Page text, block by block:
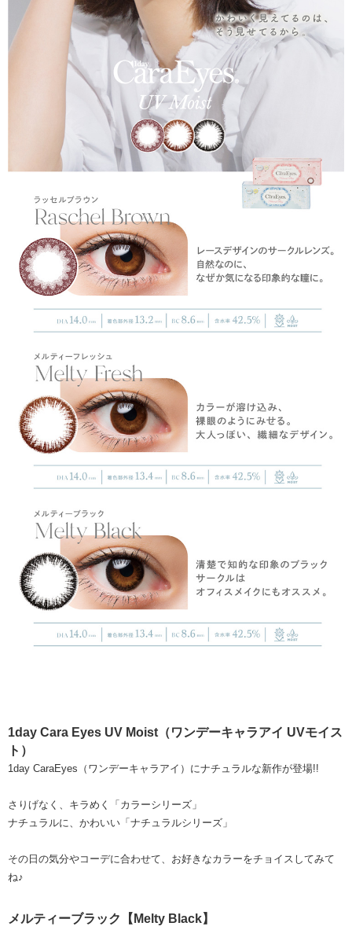
1day Cara Eyes UV Moist（ワンデーキャラアイ UVモイス
ト）
1day CaraEyes（ワンデーキャラアイ）にナチュラルな新作が登場!!
さりげなく、キラめく「カラーシリーズ」
ナチュラルに、かわいい「ナチュラルシリーズ」
その日の気分やコーデに合わせて、お好きなカラーをチョイスしてみて
ね♪
メルティーブラック【Melty Black】